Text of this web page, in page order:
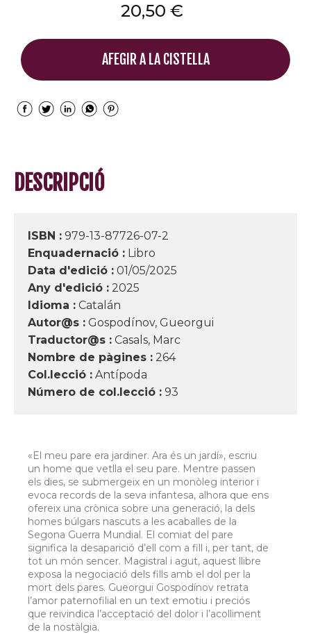
20,50 €
AFEGIR A LA CISTELLA
DESCRIPCIÓ
ISBN : 979-13-87726-07-2
Enquadernació : Libro
Data d'edició : 01/05/2025
Any d'edició : 2025
Idioma : Catalán
Autor@s : Gospodínov, Gueorgui
Traductor@s : Casals, Marc
Nombre de pàgines : 264
Col.lecció : Antípoda
Número de col.lecció : 93
«El meu pare era jardiner. Ara és un jardí», escriu
un home que vetlla el seu pare. Mentre passen
els dies, se submergeix en un monòleg interior i
evoca records de la seva infantesa, alhora que ens
ofereix una crònica sobre una generació, la dels
homes búlgars nascuts a les acaballes de la
Segona Guerra Mundial. El comiat del pare
significa la desaparició d’ell com a fill i, per tant, de
tot un món sencer. Magistral i agut, aquest llibre
exposa la negociació dels fills amb el dol per la
mort dels pares. Gueorgui Gospodínov retrata
l’amor paternofilial en un text emotiu i preciós
que reivindica l’acceptació del dolor i l’acolliment
de la nostàlgia.